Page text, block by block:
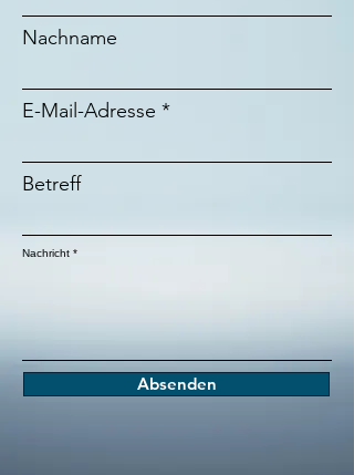
Nachname
E-Mail-Adresse
Betreff
Nachricht
Absenden